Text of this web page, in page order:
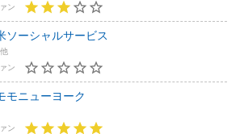
ン
ソーシャルサービス
ン
モニューヨーク
ン